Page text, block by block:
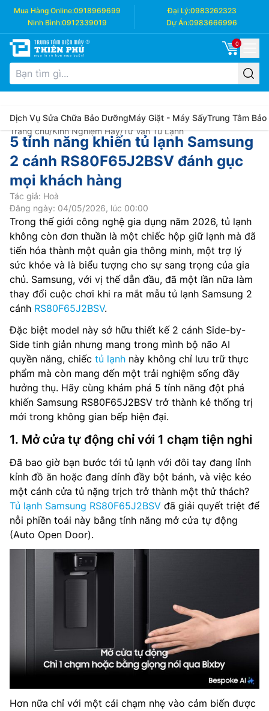
Mua Hàng Online:0918969699 Đại Lý:0983262323
Ninh Bình:0912339019 Dự Án:0983666996
0
Dịch Vụ Sửa Chữa Bảo DưỡngMáy Giặt - Máy SấyTrung Tâm Bảo
Trang chủ/Kinh Nghiệm Hay/Tư Vấn Tủ Lạnh
5 tính năng khiến tủ lạnh Samsung
2 cánh RS80F65J2BSV đánh gục
mọi khách hàng
Tác giả: Hoà
Đăng ngày: 04/05/2026, lúc 00:00
Trong thế giới công nghệ gia dụng năm 2026, tủ lạnh
không còn đơn thuần là một chiếc hộp giữ lạnh mà đã
tiến hóa thành một quản gia thông minh, một trợ lý
sức khỏe và là biểu tượng cho sự sang trọng của gia
chủ. Samsung, với vị thế dẫn đầu, đã một lần nữa làm
thay đổi cuộc chơi khi ra mắt mẫu tủ lạnh Samsung 2
cánh RS80F65J2BSV.
Đặc biệt model này sở hữu thiết kế 2 cánh Side-by-
Side tinh giản nhưng mang trong mình bộ não AI
quyền năng, chiếc tủ lạnh này không chỉ lưu trữ thực
phẩm mà còn mang đến một trải nghiệm sống đầy
hưởng thụ. Hãy cùng khám phá 5 tính năng đột phá
khiến Samsung RS80F65J2BSV trở thành kẻ thống trị
mới trong không gian bếp hiện đại.
1. Mở cửa tự động chỉ với 1 chạm tiện nghi
Đã bao giờ bạn bước tới tủ lạnh với đôi tay đang lỉnh
kỉnh đồ ăn hoặc đang dính đầy bột bánh, và việc kéo
một cánh cửa tủ nặng trịch trở thành một thử thách?
Tủ lạnh Samsung RS80F65J2BSV đã giải quyết triệt để
nỗi phiền toái này bằng tính năng mở cửa tự động
(Auto Open Door).
Hơn nữa chỉ với một cái chạm nhẹ vào cảm biến được